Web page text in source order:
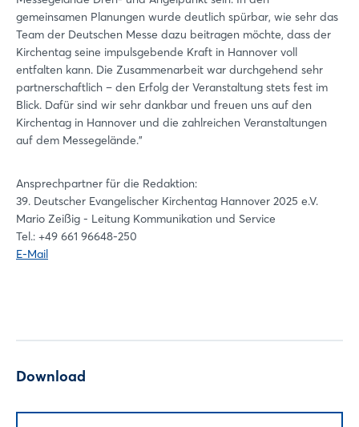
gemeinsamen Planungen wurde deutlich spürbar, wie sehr das
Team der Deutschen Messe dazu beitragen möchte, dass der
Kirchentag seine impulsgebende Kraft in Hannover voll
entfalten kann. Die Zusammenarbeit war durchgehend sehr
partnerschaftlich – den Erfolg der Veranstaltung stets fest im
Blick. Dafür sind wir sehr dankbar und freuen uns auf den
Kirchentag in Hannover und die zahlreichen Veranstaltungen
auf dem Messegelände."
Ansprechpartner für die Redaktion:
39. Deutscher Evangelischer Kirchentag Hannover 2025 e.V.
Mario Zeißig - Leitung Kommunikation und Service
Tel.: +49 661 96648-250
E-Mail
Download
Passwort vergessen?
Noch nicht angemeldet?
Jetzt registrieren